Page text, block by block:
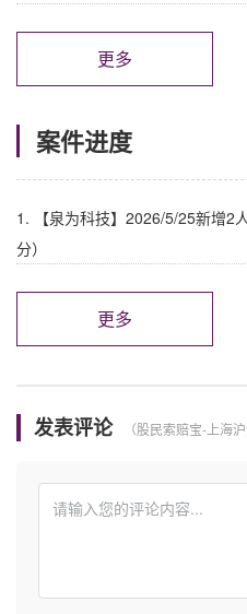
更多
案件进度
1. 【泉为科技】2026/5/25新增2
分）
更多
发表评论